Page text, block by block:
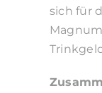
sich für